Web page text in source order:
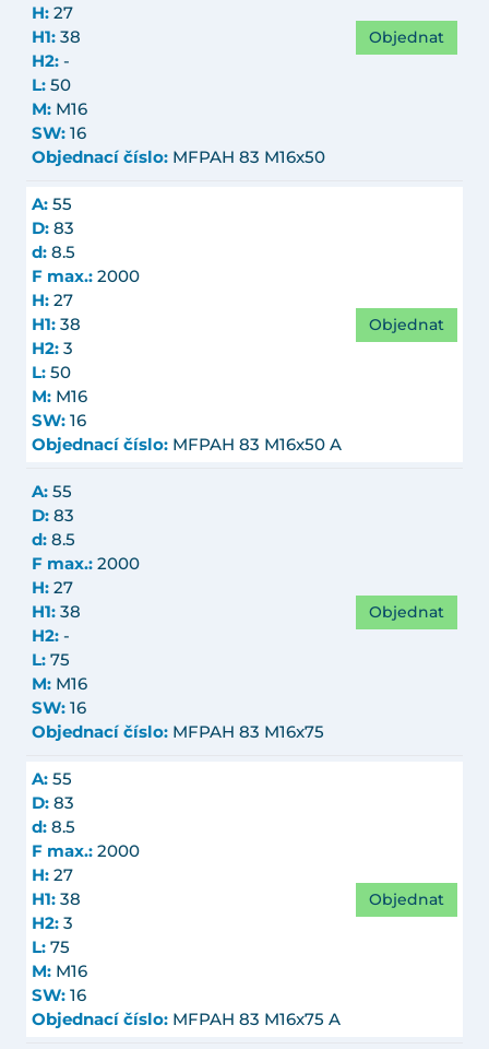
H: 27
H1: 38
H2: -
L: 50
M: M16
SW: 16
Objednací číslo: MFPAH 83 M16x50
Objednat
A: 55
D: 83
d: 8.5
F max.: 2000
H: 27
H1: 38
H2: 3
L: 50
M: M16
SW: 16
Objednací číslo: MFPAH 83 M16x50 A
Objednat
A: 55
D: 83
d: 8.5
F max.: 2000
H: 27
H1: 38
H2: -
L: 75
M: M16
SW: 16
Objednací číslo: MFPAH 83 M16x75
Objednat
A: 55
D: 83
d: 8.5
F max.: 2000
H: 27
H1: 38
H2: 3
L: 75
M: M16
SW: 16
Objednací číslo: MFPAH 83 M16x75 A
Objednat